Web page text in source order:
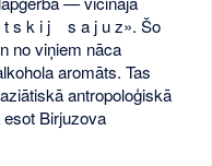
t s k i j s a j u z». Šo
no viņiem nāca
aromāts. Tas
antropoloģiskā
Birjuzova